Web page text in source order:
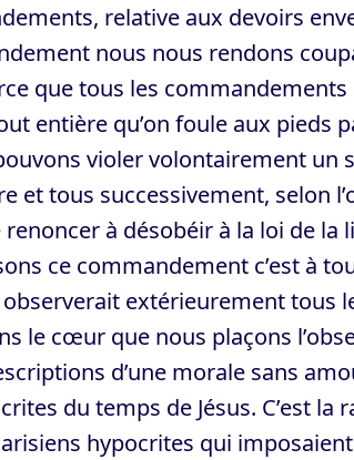
relative aux devoirs
nous nous rendons
que tous les commandements
entière qu’on foule aux pieds
violer volontairement un
et tous successivement, selon
à désobéir à la loi de la
ce commandement c’est à
observerait extérieurement tous
le cœur que nous plaçons
d’une morale sans
du temps de Jésus. C’est
hypocrites qui